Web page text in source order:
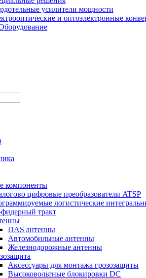
усилители мощности
и оптоэлектронные
компоненты
цифровые преобразователи ATSP
логистические
тракт
DAS антенны
Автомобильные антенны
Железнодорожные антенны
Аксессуары для монтажа грозозащиты
Высоковольтные блокировки DC